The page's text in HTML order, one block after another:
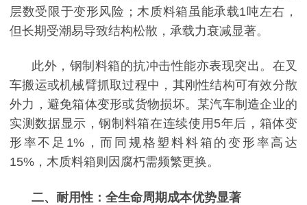
层数受限于变形风险；木质料箱虽能承载1吨左右，
但长期受潮易导致结构松散，承载力衰减显著。
此外，钢制料箱的抗冲击性能亦表现突出。在叉
车搬运或机械臂抓取过程中，其刚性结构可有效分散
外力，避免箱体变形或货物损坏。某汽车制造企业的
实测数据显示，钢制料箱在连续使用 5年后，箱体变
形率不足1%，而同规格塑料料箱的变形率高达
15%，木质料箱则因腐朽需频繁更换。
二、耐用性：全生命周期成本优势显著